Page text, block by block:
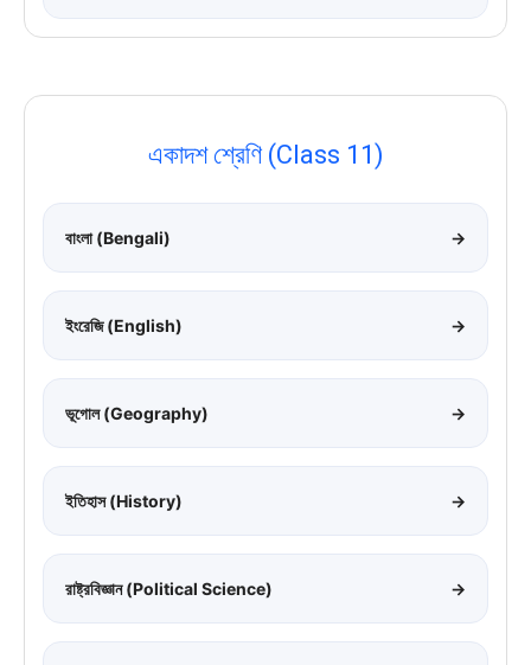
একাদশ শ্রেণি (Class 11)
বাংলা (Bengali) →
ইংরেজি (English) →
ভূগোল (Geography) →
ইতিহাস (History) →
রাষ্ট্রবিজ্ঞান (Political Science) →